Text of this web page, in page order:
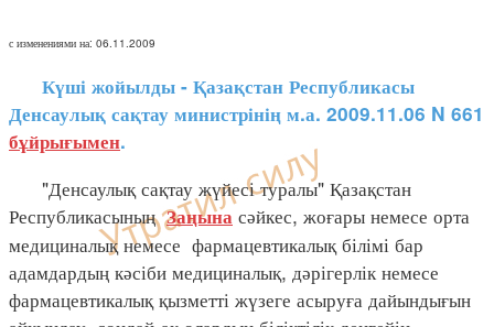
с изменениями на: 06.11.2009
Күші жойылды - Қазақстан Республикасы
Денсаулық сақтау министрінің м.а. 2009.11.06 N 661
бұйрығымен.
"Денсаулық сақтау жүйесі туралы" Қазақстан
РеспубликасыныңЗаңына сәйкес, жоғары немесе орта
медициналық немесе фармацевтикалық білімі бар
адамдардың кәсіби медициналық, дәрігерлік немесе
фармацевтикалық қызметті жүзеге асыруға дайындығын